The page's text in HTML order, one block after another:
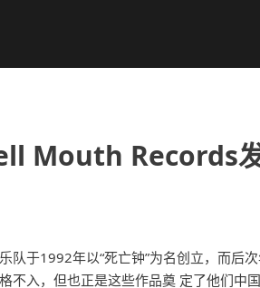
Mouth Records发
队于1992年以“死亡钟”为名创立，而后
不入，但也正是这些作品奠 定了他们中